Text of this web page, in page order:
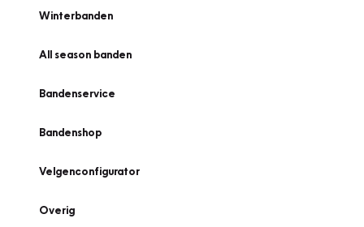
Winterbanden
All season banden
Bandenservice
Bandenshop
Velgenconfigurator
Overig